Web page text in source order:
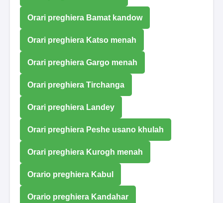
Orari preghiera Bamat kandow
Orari preghiera Katso menah
Orari preghiera Gargo menah
Orari preghiera Tirchanga
Orari preghiera Landey
Orari preghiera Peshe usano khulah
Orari preghiera Kurogh menah
Orario preghiera Kabul
Orario preghiera Kandahar